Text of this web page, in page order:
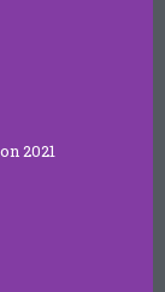
2021